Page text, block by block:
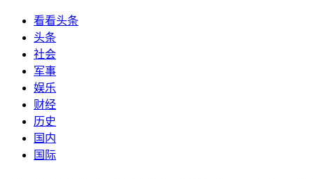
看看头条
头条
社会
军事
娱乐
财经
历史
国内
国际